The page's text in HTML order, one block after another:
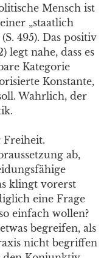
Mensch ist
„staatlich
495). Das positiv
legt nahe, dass es
Kategorie
Konstante,
Wahrlich, der
Freiheit.
ab,
klingt vorerst
eine Frage
einfach wollen?
begreifen, als
nicht begriffen